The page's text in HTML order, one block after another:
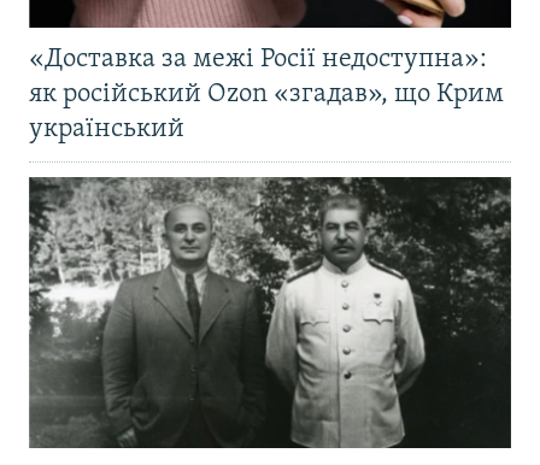
«Доставка за межі Росії недоступна»:
як російський Ozon «згадав», що Крим
український